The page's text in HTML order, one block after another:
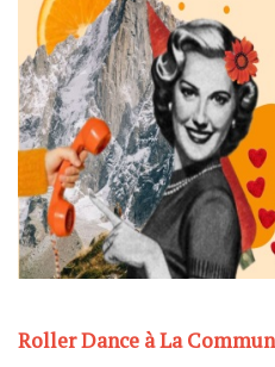
Roller Dance à La